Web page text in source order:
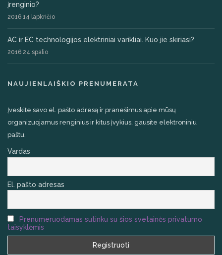
įrenginio?
2016 14 lapkričio
AC ir EC technologijos elektriniai varikliai. Kuo jie skiriasi?
2016 24 spalio
NAUJIENLAIŠKIO PRENUMERATA
Įveskite savo el. pašto adresą ir pranešimus apie mūsų
organizuojamus renginius ir kitus įvykius, gausite elektroniniu
paštu.
Vardas
El. pašto adresas
Prenumeruodamas sutinku su šios svetainės privatumo
taisyklėmis